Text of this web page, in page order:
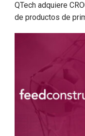
QTech adquiere
de productos de